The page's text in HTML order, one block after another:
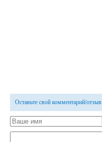
Оставьте свой комментарий/отзыв